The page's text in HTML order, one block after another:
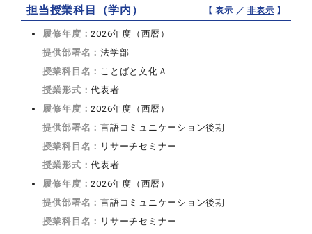
担当授業科目（学内） 【 表示 ／非表示 】
履修年度：2026年度（西暦）
提供部署名：法学部
授業科目名： ことばと文化Ａ
授業形式：代表者
履修年度：2026年度（西暦）
提供部署名：言語コミュニケーション後期
授業科目名： リサーチセミナー
授業形式：代表者
履修年度：2026年度（西暦）
提供部署名：言語コミュニケーション後期
授業科目名： リサーチセミナー